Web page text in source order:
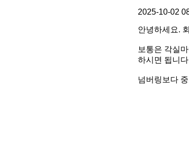
2025-10-02
안녕하세요.
보통은 각실
하시면 됩니
넘버링보다